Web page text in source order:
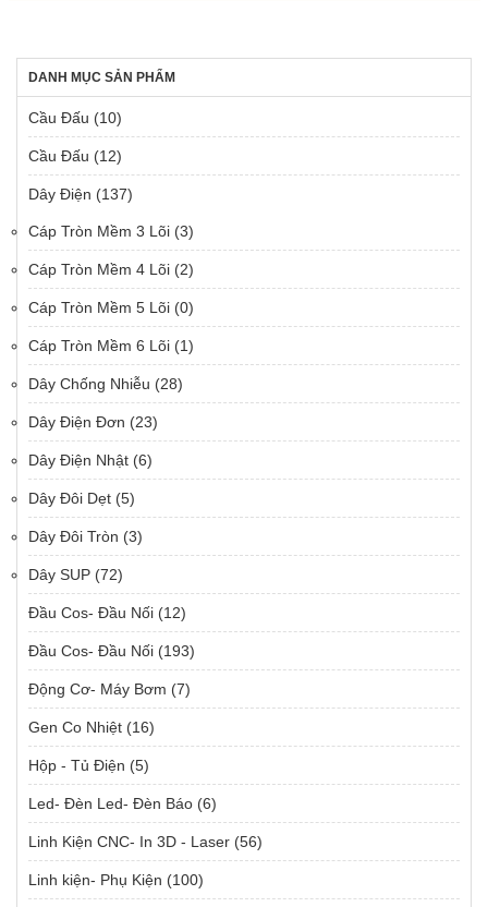
DANH MỤC SẢN PHẨM
Cầu Đấu (10)
Cầu Đấu (12)
Dây Điện (137)
Cáp Tròn Mềm 3 Lõi (3)
Cáp Tròn Mềm 4 Lõi (2)
Cáp Tròn Mềm 5 Lõi (0)
Cáp Tròn Mềm 6 Lõi (1)
Dây Chống Nhiễu (28)
Dây Điện Đơn (23)
Dây Điện Nhật (6)
Dây Đôi Dẹt (5)
Dây Đôi Tròn (3)
Dây SUP (72)
Đầu Cos- Đầu Nối (12)
Đầu Cos- Đầu Nối (193)
Động Cơ- Máy Bơm (7)
Gen Co Nhiệt (16)
Hộp - Tủ Điện (5)
Led- Đèn Led- Đèn Báo (6)
Linh Kiện CNC- In 3D - Laser (56)
Linh kiện- Phụ Kiện (100)